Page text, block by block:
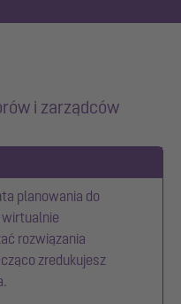
i zarządców
planowania do
rozwiązania
zredukujesz